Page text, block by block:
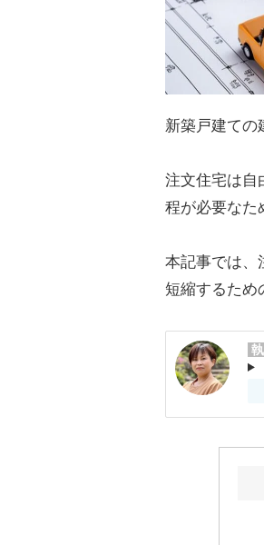
新築戸建ての
注文住宅は自
程が必要なた
本記事では、
短縮するため